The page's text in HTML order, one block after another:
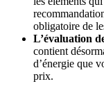
obligatoire de
L’évaluation
contient
d’énergie que
prix.